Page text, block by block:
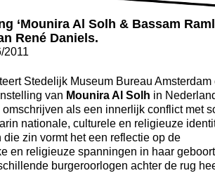
‘Mounira Al Solh & Bassam
René Daniels.
2011
Stedelijk Museum Bureau Amsterdam
van Mounira Al Solh in
als een innerlijk conflict met
nationale, culturele en religieuze
die zin vormt het een reflectie op de
en religieuze spanningen in haar
burgeroorlogen achter de rug